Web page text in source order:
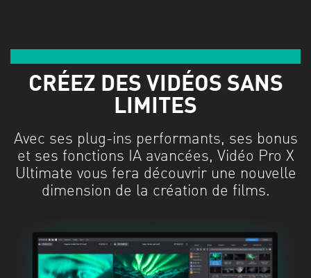
CRÉEZ DES VIDÉOS SANS
LIMITES
Avec ses plug-ins performants, ses bonus
et ses fonctions IA avancées, Vidéo Pro X
Ultimate vous fera découvrir une nouvelle
dimension de la création de films.